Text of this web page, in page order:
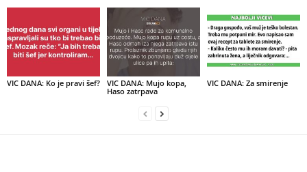
VIC DANA: Ko je pravi šef?
VIC DANA: Mujo kopa,
Haso zatrpava
VIC DANA: Za smirenje